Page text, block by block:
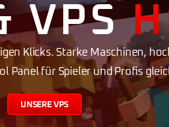
VPS
Klicks. Starke Maschinen,
Panel für Spieler und Profis
U NSE R E VPS